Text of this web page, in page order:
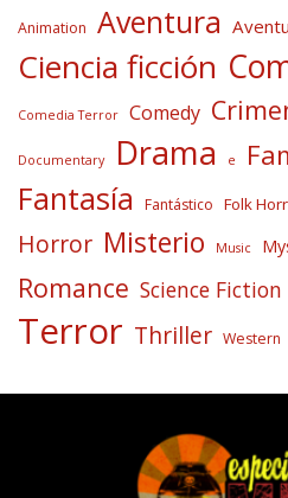
Animation Aventura
Ciencia ficción
Comedia Terror Comedy
Documentary Drama e
Fantasía Fantástico Folk
Horror Misterio Music
Romance Science Fiction
Terror Thriller Western